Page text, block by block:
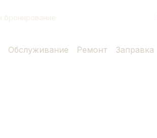
бронирование
Обслуживание Ремонт Заправка